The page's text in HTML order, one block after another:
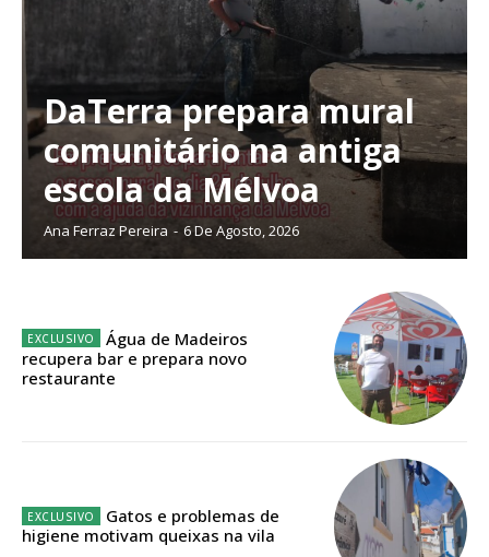
Planos de Assinatura
Faça-se assinante do Região de Cister e ajude-nos a manter este serviço
Sendo assinante terá acesso a todos os conteúdos exclusivos e versões
Escolha o plano de assinatura desejado:
DaTerra prepara mural
comunitário na antiga
escola da Mélvoa
Ana Ferraz Pereira - 6 De Agosto, 2026
Água de Madeiros
recupera bar e prepara novo
restaurante
Gatos e problemas de
higiene motivam queixas na vila